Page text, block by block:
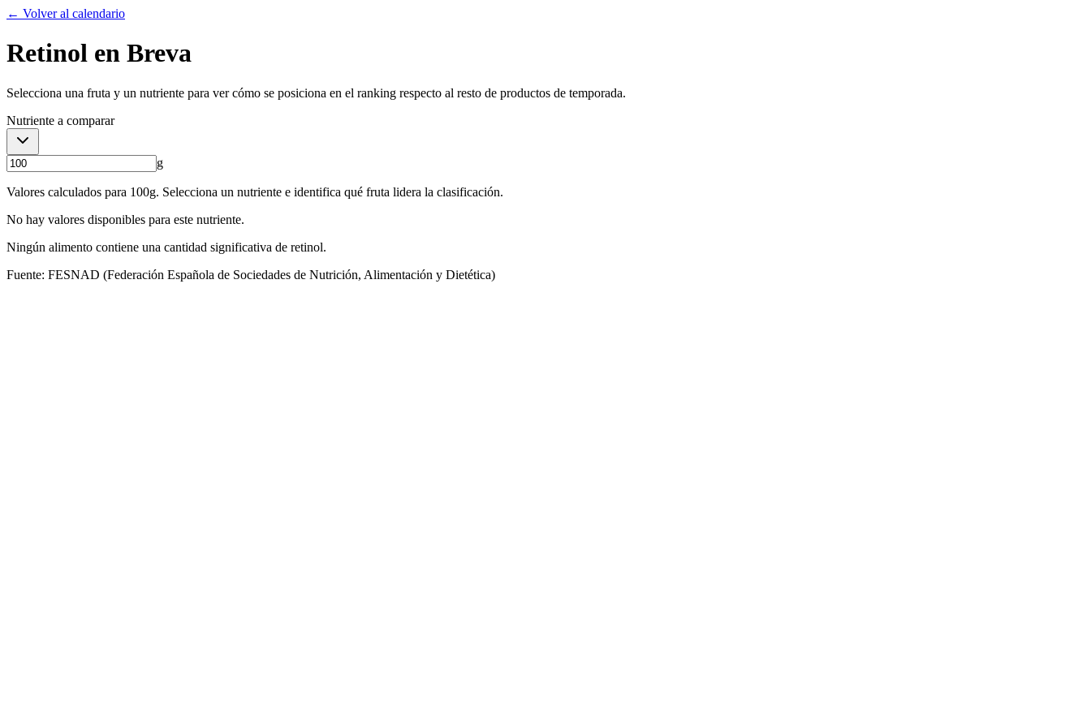
← Volver al calendario
Retinol en Breva
Selecciona una fruta y un nutriente para ver cómo se posiciona en el ranking respecto al resto de productos de temporada.
Nutriente a comparar
g
Valores calculados para 100g. Selecciona un nutriente e identifica qué fruta lidera la clasificación.
No hay valores disponibles para este nutriente.
Ningún alimento contiene una cantidad significativa de retinol.
Fuente: FESNAD (Federación Española de Sociedades de Nutrición, Alimentación y Dietética)